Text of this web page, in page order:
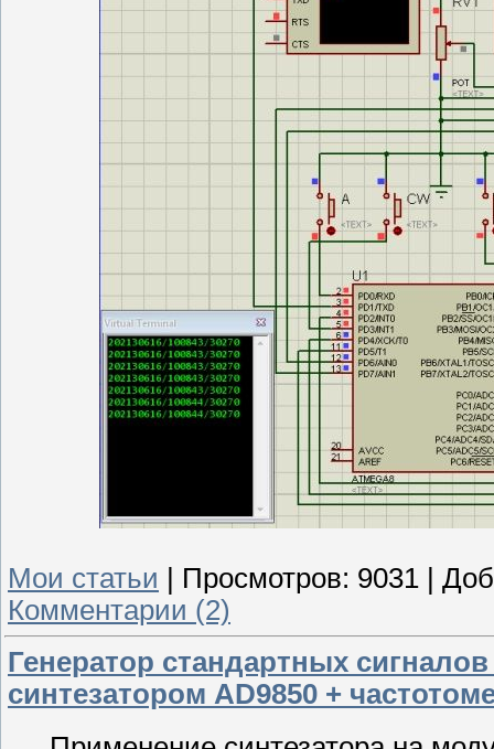
Мои статьи | Просмотров: 9031 |
Комментарии (2)
Генератор стандартных
синтезатором AD9850 +